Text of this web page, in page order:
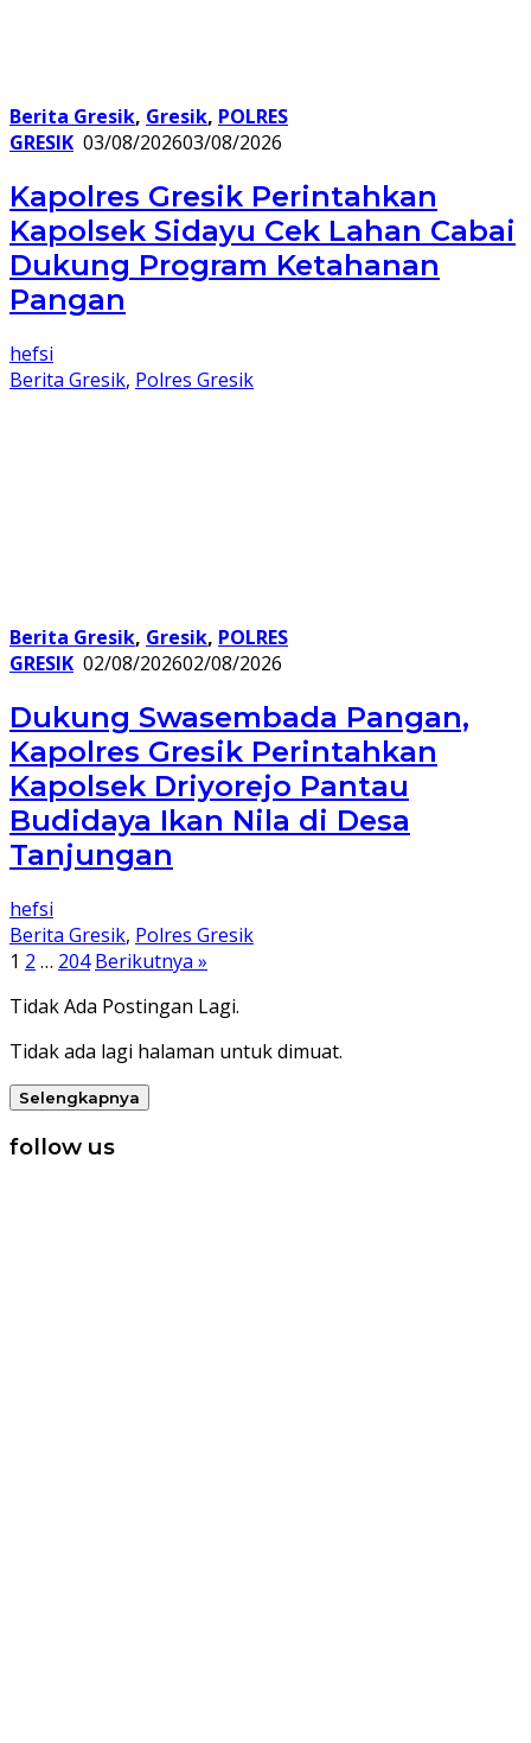
Berita Gresik, Gresik, POLRES
GRESIK 03/08/202603/08/2026
Kapolres Gresik Perintahkan
Kapolsek Sidayu Cek Lahan Cabai
Dukung Program Ketahanan
Pangan
hefsi
Berita Gresik, Polres Gresik
Berita Gresik, Gresik, POLRES
GRESIK 02/08/202602/08/2026
Dukung Swasembada Pangan,
Kapolres Gresik Perintahkan
Kapolsek Driyorejo Pantau
Budidaya Ikan Nila di Desa
Tanjungan
hefsi
Berita Gresik, Polres Gresik
Paginasi
pos
1 2 … 204 Berikutnya »
Tidak Ada Postingan Lagi.
Tidak ada lagi halaman untuk dimuat.
Selengkapnya
follow us